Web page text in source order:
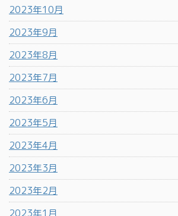
2023年10月
2023年9月
2023年8月
2023年7月
2023年6月
2023年5月
2023年4月
2023年3月
2023年2月
2023年1月